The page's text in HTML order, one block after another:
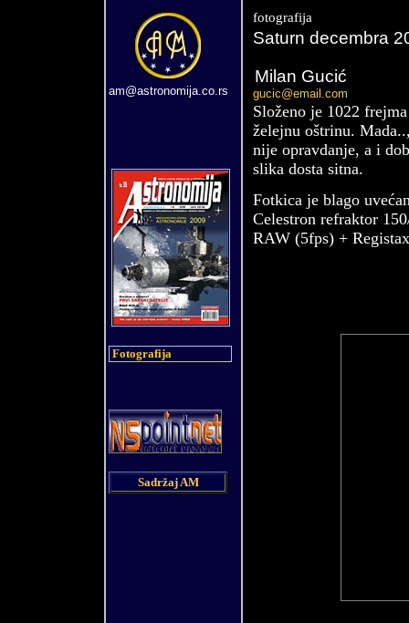
am@astronomija.co.rs
Fotografija
Sadržaj AM
fotografija
Saturn decembra
Milan Gucić
gucic@email.com
Složeno je 1022
želejnu oštrinu.
nije opravdanje, a i
slika dosta sitna.
Fotkica je blago
Celestron refraktor
RAW (5fps) +